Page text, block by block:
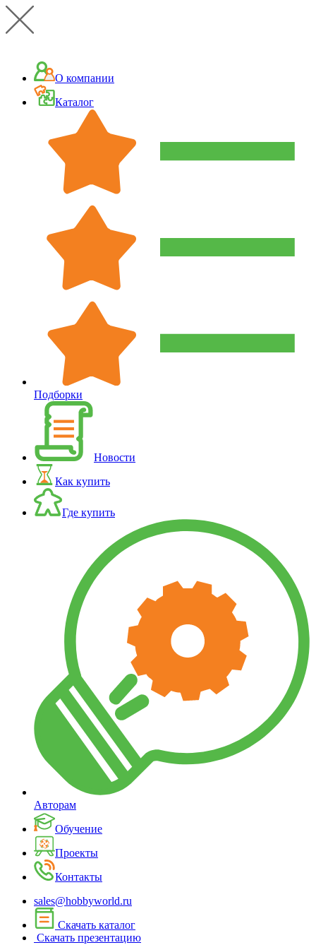
О компании
Каталог
Подборки
Новости
Как купить
Где купить
Авторам
Обучение
Проекты
Контакты
sales@hobbyworld.ru
Скачать каталог
Скачать презентацию